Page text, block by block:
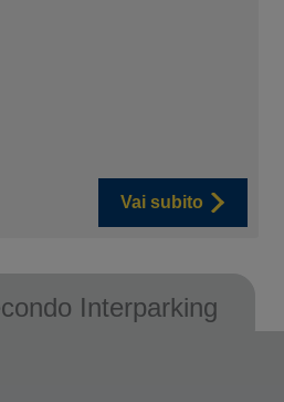
Vai subito
Interparking